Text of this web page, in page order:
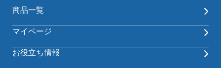
商品一覧
マイページ
お役立ち情報